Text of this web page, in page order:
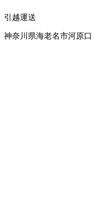
引越運送
神奈川県海老名市河原口